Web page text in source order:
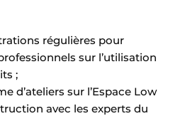
régulières pour
sur l’utilisation
;
d’ateliers sur l’Espace Low
avec les experts du